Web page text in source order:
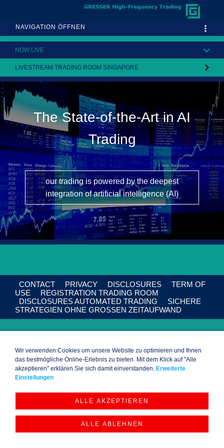
NAVIGATION ÖFFNEN
NOW LIVE
LIVESTREAM TRADING ROOM SINGAPORE
The State-of-the-Art in AI
Trading
our trading is powered by the deepest
integration of artificial intelligence (AI)
CONTACT PRIVACY DISCLOSURES
TERM OF
USE
REGISTRATION TRADING ROOM
DISCLOSURES AUTOMATED TRADING
SICHERE
STRATEGIEN OHNE GROSSEN ZEITAUFWAND
Wir verwenden Cookies um unsere Website zu optimieren und Ihnen
das bestmögliche Online-Erlebnis zu bieten. Mit dem Klick auf "Alle
akzeptieren" erklären Sie sich damit einverstanden. Erweiterte
Einstellungen
ALLE AKZEPTIEREN
ALLE ABLEHNEN